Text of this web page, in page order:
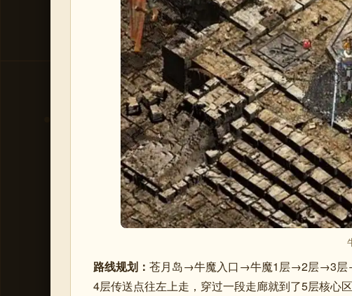
路线规划： 苍月岛→牛魔入口→牛魔1层→2层→3层
4层传送点往左上走，穿过一段走廊就到了5层核心区